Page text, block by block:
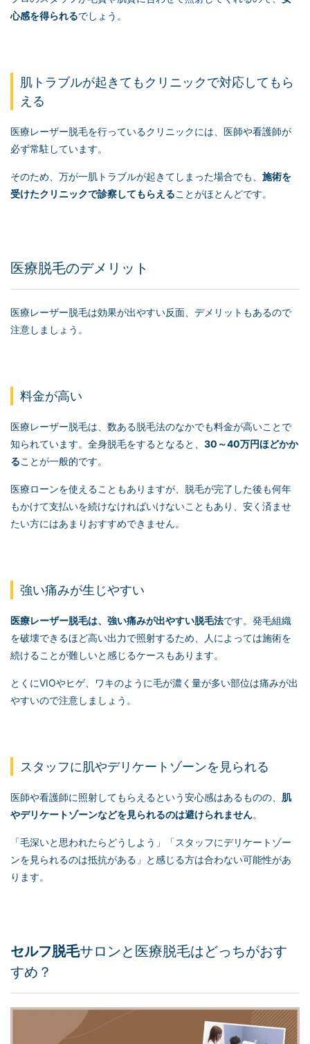
心感を得られるでしょう。
肌トラブルが起きてもクリニックで対応してもら
える
医療レーザー脱毛を行っているクリニックには、医師や看護師が
必ず常駐しています。
そのため、万が一肌トラブルが起きてしまった場合でも、 施術を
受けたクリニックで診察してもらえることがほとんどです。
医療脱毛のデメリット
医療レーザー脱毛は効果が出やすい反面、デメリットもあるので
注意しましょう。
料金が高い
医療レーザー脱毛は、数ある脱毛法のなかでも料金が高いことで
知られています。全身脱毛をするとなると、 30～40万円ほどかか
ることが一般的です。
医療ローンを使えることもありますが、脱毛が完了した後も何年
もかけて支払いを続けなければいけないこともあり、安く済ませ
たい方にはあまりおすすめできません。
強い痛みが生じやすい
医療レーザー脱毛は、強い痛みが出やすい脱毛法です。発毛組織
を破壊できるほど高い出力で照射するため、人によっては施術を
続けることが難しいと感じるケースもあります。
とくにVIOやヒゲ、ワキのように毛が濃く量が多い部位は痛みが出
やすいので注意しましょう。
スタッフに肌やデリケートゾーンを見られる
医師や看護師に照射してもらえるという安心感はあるものの、 肌
やデリケートゾーンなどを見られるのは避けられません。
「毛深いと思われたらどうしよう」「スタッフにデリケートゾー
ンを見られるのは抵抗がある」と感じる方は合わない可能性があ
ります。
セルフ脱毛サロンと医療脱毛はどっちがおす
すめ？